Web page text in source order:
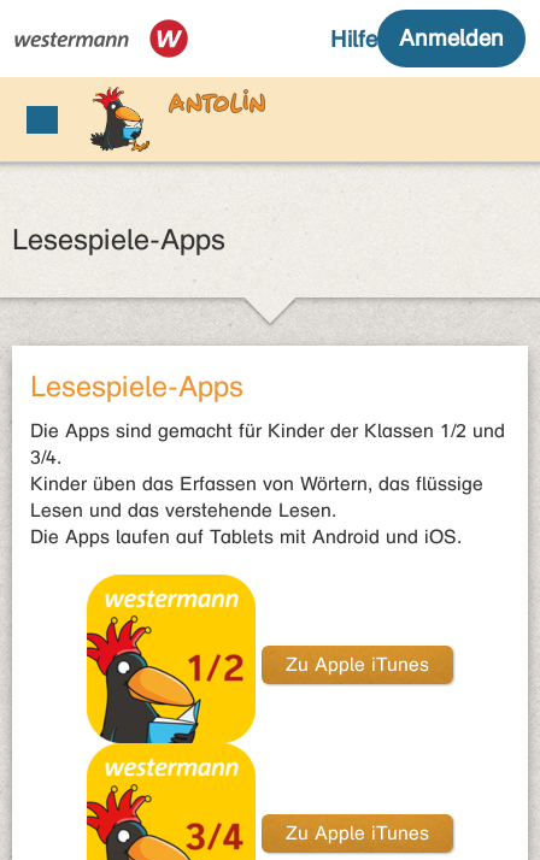
Lesespiele-Apps
Lesespiele-Apps
Die Apps sind gemacht für Kinder der Klassen 1/2 und
3/4.
Kinder üben das Erfassen von Wörtern, das flüssige
Lesen und das verstehende Lesen.
Die Apps laufen auf Tablets mit Android und iOS.
Zu Apple iTunes
Zu Apple iTunes